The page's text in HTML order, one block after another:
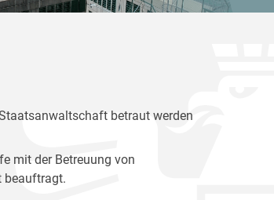
betraut werden
mit der Betreuung von
beauftragt.